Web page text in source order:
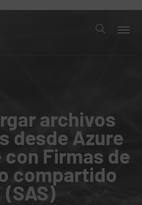
archivos
desde Azure
Firmas de
compartido
(SAS)